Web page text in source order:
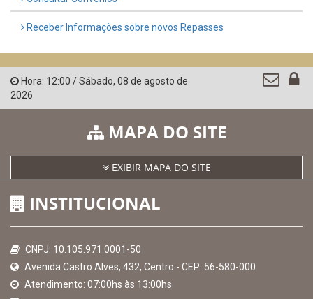
QEdu
Consultar Convênios
Hora:
2026
MAPA DO SITE